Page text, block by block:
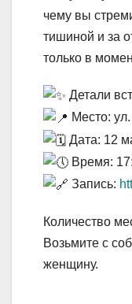
чему вы
тишиной и за
только в
Детали
Место:
Дата: 12
Время:
Запись:
Количество
Возьмите с
женщину.